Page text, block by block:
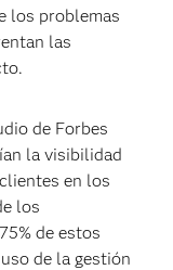
los problemas
las
de Forbes
la visibilidad
en los
los
de estos
de la gestión